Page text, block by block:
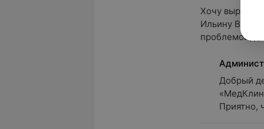
Хочу
Ильину В.А.!
проблемой,
Добрый
Приятно,